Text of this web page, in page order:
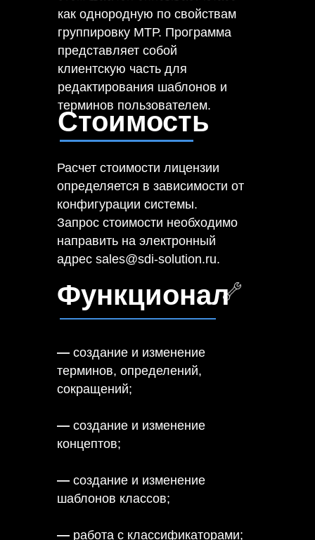
как однородную по свойствам
группировку МТР. Программа
представляет собой
клиентскую часть для
редактирования шаблонов и
терминов пользователем.
Функционал
— создание и изменение
терминов, определений,
сокращений;
— создание и изменение
концептов;
— создание и изменение
шаблонов классов;
— работа с классификаторами;
Стоимость
Расчет стоимости лицензии
определяется в зависимости от
конфигурации системы.
Запрос стоимости необходимо
направить на электронный
адрес sales@sdi-solution.ru.